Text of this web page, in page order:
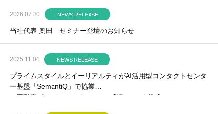
2026.07.30 NEWS RELEASE
当社代表 奥田 セミナー登壇のお知らせ
2025.11.04 NEWS RELEASE
プライムスタイルとイーリアルティがAI活用型コンタクトセンタ
ー基盤「SemantiQ」で協業
～不動産プロパティマネジメント業務のDXを推進～